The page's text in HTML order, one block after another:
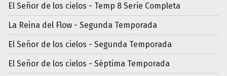
El Señor de los cielos - Temp 8 Serie Completa
La Reina del Flow - Segunda Temporada
El Señor de los cielos - Segunda Temporada
El Señor de los cielos - Séptima Temporada